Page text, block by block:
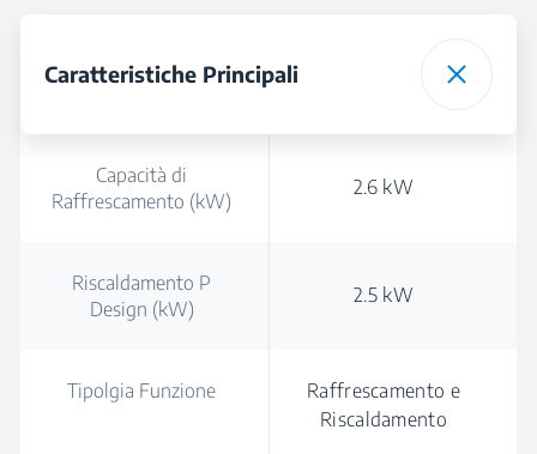
Caratteristiche Principali
Capacità di
Raffrescamento (kW)
2.6 kW
Riscaldamento P
Design (kW)
2.5 kW
Tipolgia Funzione
Raffrescamento e
Riscaldamento